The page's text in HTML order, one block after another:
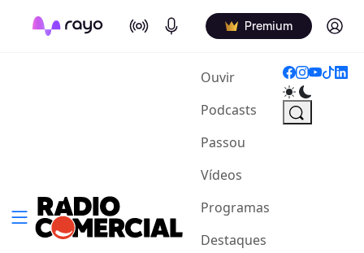
On Air Podcasts Premium Log in
Ouvir(current)
Podcasts
Passou
Vídeos
Programas
Destaques